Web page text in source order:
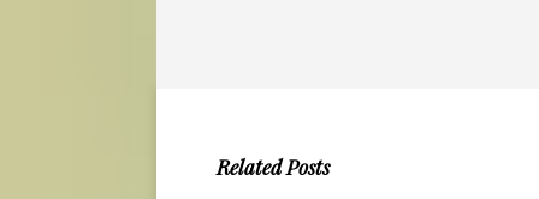
Related Posts